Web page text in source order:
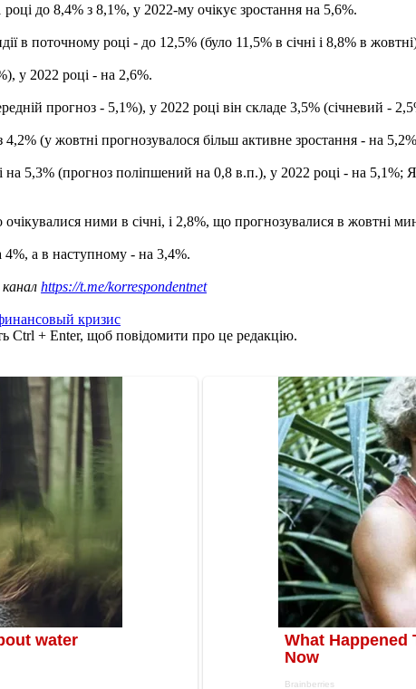
до 8,4% з 8,1%, у 2022-му очікує зростання на 5,6%.
в поточному році - до 12,5% (було 11,5% в січні і 8,8% в
у 2022 році - на 2,6%.
прогноз - 5,1%), у 2022 році він складе 3,5% (січневий -
(у жовтні прогнозувалося більш активне зростання - на
5,3% (прогноз поліпшений на 0,8 в.п.), у 2022 році - на 5,1%;
ними в січні, і 2,8%, що прогнозувалися в жовтні
а в наступному - на 3,4%.
https://t.me/korrespondentnet
кризис
Ctrl + Enter, щоб повідомити про це редакцію.